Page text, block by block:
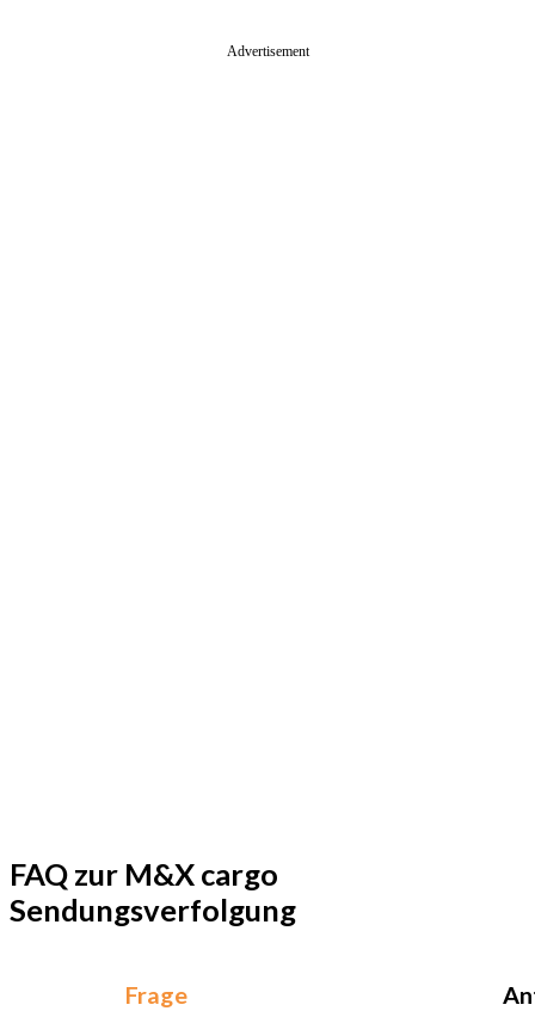
Advertisement
FAQ zur M&X cargo
Sendungsverfolgung
Frage